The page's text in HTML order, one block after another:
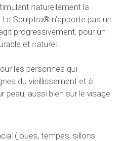
naturellement la
Sculptra® n’apporte pas un
progressivement, pour un
et naturel.
les personnes qui
du vieillissement et à
peau, aussi bien sur le visage
(joues, tempes, sillons